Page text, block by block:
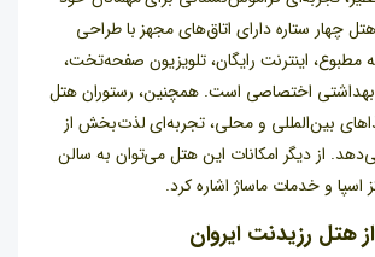
چهار ستاره دارای اتاق‌های مجهز با طراحی
اینترنت رایگان، تلویزیون صفحه‌تخت،
اختصاصی است. همچنین، رستوران هتل
بین‌المللی و محلی، تجربه‌ای لذت‌بخش از
از دیگر امکانات این هتل می‌توان به سالن
اسپا و خدمات ماساژ اشاره کرد.
هتل رزیدنت ایروان